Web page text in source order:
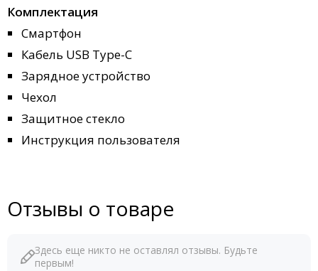
Комплектация
Смартфон
Кабель USB Type-C
Зарядное устройство
Чехол
Защитное стекло
Инструкция пользователя
Отзывы о товаре
Здесь еще никто не оставлял отзывы. Будьте
первым!